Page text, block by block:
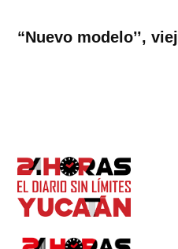
“Nuevo modelo’’,